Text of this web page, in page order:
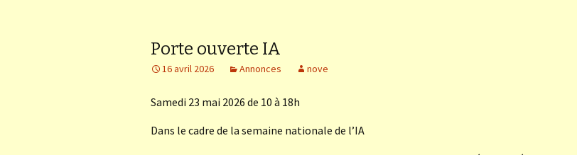
Porte ouverte IA
16 avril 2026 Annonces nove
Samedi 23 mai 2026 de 10 à 18h
Dans le cadre de la semaine nationale de l’IA